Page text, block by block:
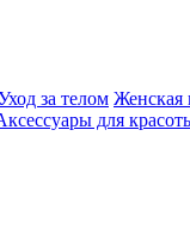
за телом Женская
для